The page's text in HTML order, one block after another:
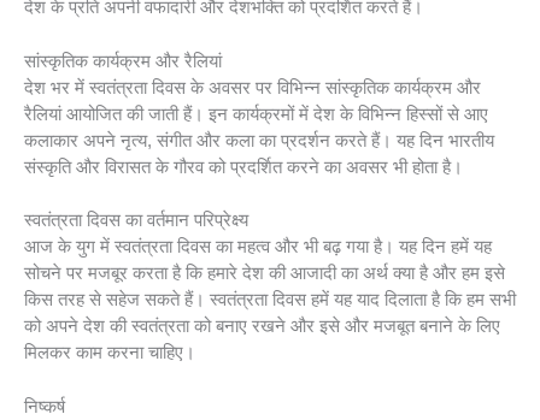
देश के प्रति अपनी वफादारी और देशभक्ति को प्रदर्शित करते हैं।
सांस्कृतिक कार्यक्रम और रैलियां
देश भर में स्वतंत्रता दिवस के अवसर पर विभिन्न सांस्कृतिक कार्यक्रम और
रैलियां आयोजित की जाती हैं। इन कार्यक्रमों में देश के विभिन्न हिस्सों से आए
कलाकार अपने नृत्य, संगीत और कला का प्रदर्शन करते हैं। यह दिन भारतीय
संस्कृति और विरासत के गौरव को प्रदर्शित करने का अवसर भी होता है।
स्वतंत्रता दिवस का वर्तमान परिप्रेक्ष्य
आज के युग में स्वतंत्रता दिवस का महत्व और भी बढ़ गया है। यह दिन हमें यह
सोचने पर मजबूर करता है कि हमारे देश की आजादी का अर्थ क्या है और हम इसे
किस तरह से सहेज सकते हैं। स्वतंत्रता दिवस हमें यह याद दिलाता है कि हम सभी
को अपने देश की स्वतंत्रता को बनाए रखने और इसे और मजबूत बनाने के लिए
मिलकर काम करना चाहिए।
निष्कर्ष